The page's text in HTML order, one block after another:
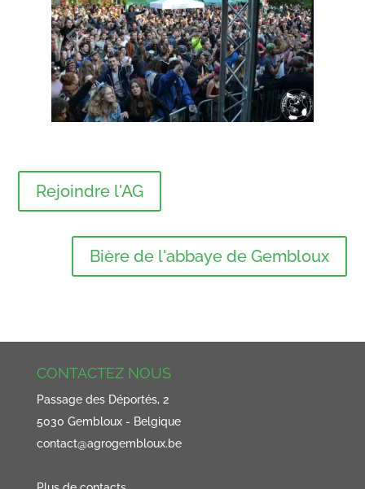
Rejoindre l'AG
Bière de l'abbaye de Gembloux
CONTACTEZ NOUS
Passage des Déportés, 2
5030 Gembloux - Belgique
contact@agrogembloux.be